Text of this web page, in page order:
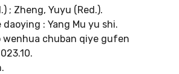
; Zheng, Yuyu (Red.).
: Yang Mu yu shi.
wenhua chuban qiye gufen